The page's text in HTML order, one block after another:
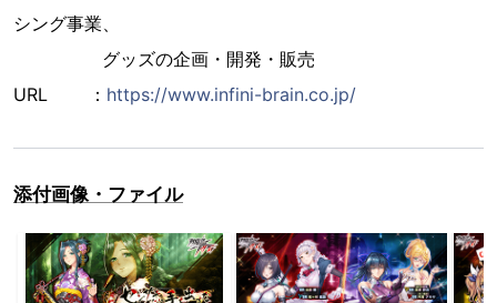
シング事業、
グッズの企画・開発・販売
URL ： https://www.infini-brain.co.jp/
添付画像・ファイル